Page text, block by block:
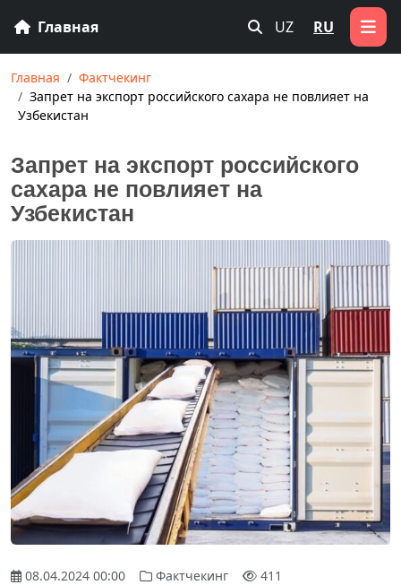
Главная UZ RU
Главная
Фактчекинг
Запрет на экспорт российского сахара не повлияет на
Узбекистан
Запрет на экспорт российского
сахара не повлияет на
Узбекистан
08.04.2024 00:00 Фактчекинг 411